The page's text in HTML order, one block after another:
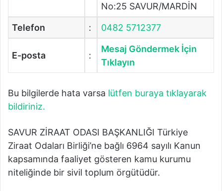
No:25 SAVUR/MARDİN
Telefon : 0482 5712377
E-posta :
Mesaj Göndermek İçin
Tıklayın
Bu bilgilerde hata varsa lütfen buraya tıklayarak
bildiriniz.
SAVUR ZİRAAT ODASI BAŞKANLIĞI Türkiye
Ziraat Odaları Birliği’ne bağlı 6964 sayılı Kanun
kapsamında faaliyet gösteren kamu kurumu
niteliğinde bir sivil toplum örgütüdür.